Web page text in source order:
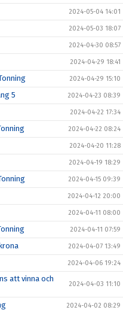
2024-05-04 14:01
2024-05-03 18:07
2024-04-30 08:57
2024-04-29 18:41
2024-04-29 15:10
5 2024-04-23 08:39
2024-04-22 17:34
2024-04-22 08:24
2024-04-20 11:28
2024-04-19 18:29
2024-04-15 09:39
2024-04-12 20:00
2024-04-11 08:00
2024-04-11 07:59
2024-04-07 13:49
2024-04-06 19:24
att vinna och
2024-04-03 11:10
2024-04-02 08:29